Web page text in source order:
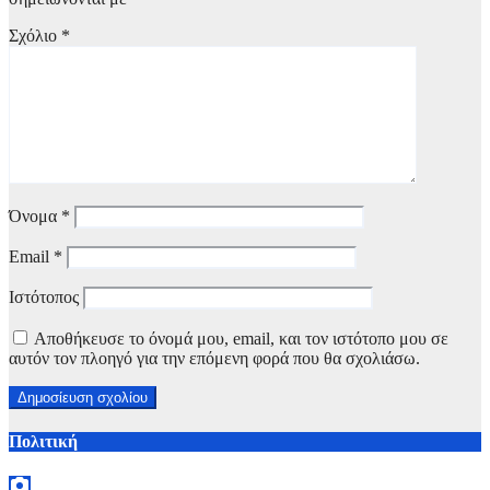
Σχόλιο *
Όνομα *
Email *
Ιστότοπος
Αποθήκευσε το όνομά μου, email, και τον ιστότοπο μου σε
αυτόν τον πλοηγό για την επόμενη φορά που θα σχολιάσω.
Πολιτική